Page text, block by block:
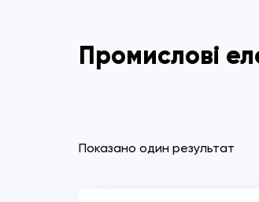
Промислові
Показано один результат